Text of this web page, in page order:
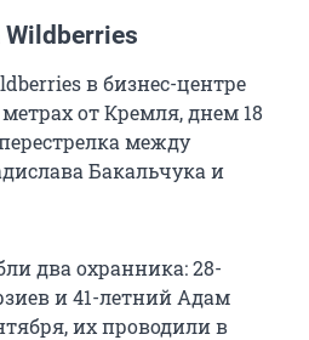
Wildberries
в бизнес-центре
от Кремля, днем 18
между
Бакальчука и
два охранника: 28-
и 41-летний Адам
их проводили в